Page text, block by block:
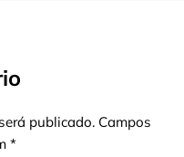
publicado. Campos
*